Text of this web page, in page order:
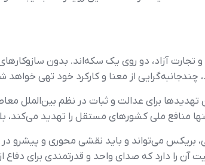
و تجارت آزاد، دو روی یک سکه‌اند. بدون
چندجانبه‌گرایی از معنا و کارکرد خود تهی خواهد
تهدیدها برای عدالت و ثبات در نظم بین‌الملل
منافع ملی کشورهای مستقل را تهدید می‌کند،
می‌تواند و باید نقشی محوری و پیشرو در
آن را دارد که صدای واحد و قدرتمندی برای